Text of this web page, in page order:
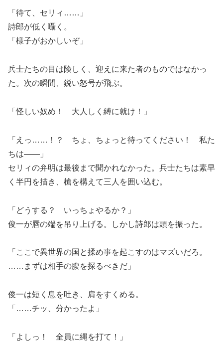
「待て、セリィ……」
詩郎が低く囁く。
「様子がおかしいぞ」
兵士たちの目は険しく、迎えに来た者のものではなかっ
た。次の瞬間、鋭い怒号が飛ぶ。
「怪しい奴め！ 大人しく縛に就け！」
「えっ……！？ ちょ、ちょっと待ってください！ 私た
ちは――」
セリィの弁明は最後まで聞かれなかった。兵士たちは素早
く半円を描き、槍を構えて三人を囲い込む。
「どうする？ いっちょやるか？」
俊一が唇の端を吊り上げる。しかし詩郎は頭を振った。
「ここで異世界の国と揉め事を起こすのはマズいだろ。
……まずは相手の腹を探るべきだ」
俊一は短く息を吐き、肩をすくめる。
「……チッ、分かったよ」
「よしっ！ 全員に縄を打て！」